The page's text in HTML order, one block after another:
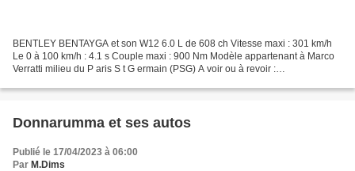
BENTLEY BENTAYGA et son W12 6.0 L de 608 ch Vitesse maxi : 301 km/h
Le 0 à 100 km/h : 4.1 s Couple maxi : 900 Nm Modèle appartenant à Marco
Verratti milieu du P aris S t G ermain (PSG) A voir ou à revoir :
Donnarumma et ses autos
Publié le 17/04/2023 à 06:00
Par M.Dims